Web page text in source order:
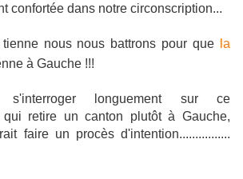
confortée dans notre circonscription...
nous nous battrons pour que
la
à Gauche !!!
longuement sur ce
qui retire un canton plutôt à Gauche,
faire un procès d'intention................